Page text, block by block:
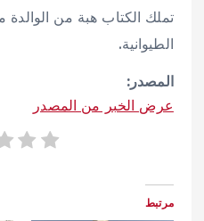
تملك الكتاب هبة من
الطيوانية.
المصدر:
عرض الخبر من المصدر
مرتبط